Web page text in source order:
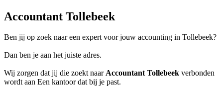
Accountant Tollebeek
Ben jij op zoek naar een expert voor jouw accounting in Tollebeek?
Dan ben je aan het juiste adres.
Wij zorgen dat jij die zoekt naarAccountant Tollebeek verbonden
wordt aan Een kantoor dat bij je past.